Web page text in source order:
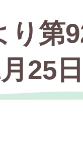
り第
25